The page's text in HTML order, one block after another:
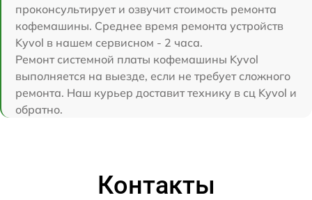
проконсультирует и озвучит стоимость ремонта
кофемашины. Среднее время ремонта устройств
Kyvol в нашем сервисном - 2 часа.
Ремонт системной платы кофемашины Kyvol
выполняется на выезде, если не требует сложного
ремонта. Наш курьер доставит технику в сц Kyvol и
обратно.
Контакты